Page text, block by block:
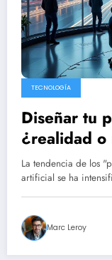
TECNOLOGÍA
Diseñar tu
¿realidad
energético?
La tendencia de los
artificial se ha
Marc Leroy